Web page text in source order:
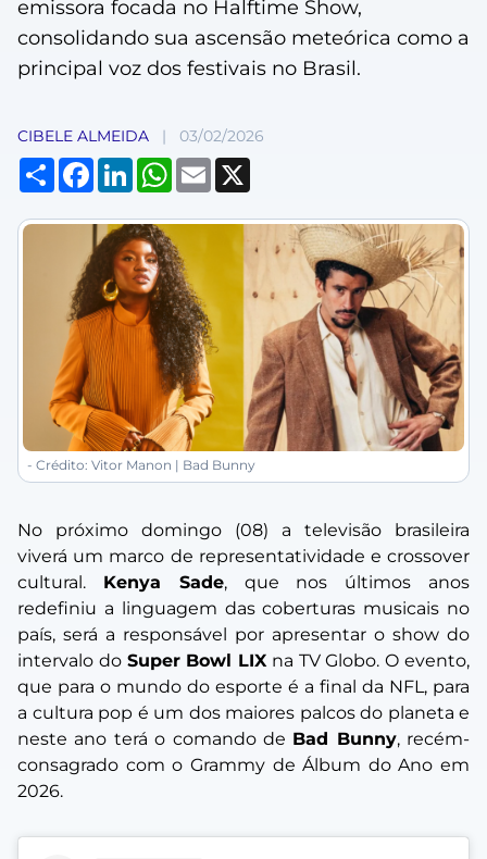
emissora focada no Halftime Show,
consolidando sua ascensão meteórica como a
principal voz dos festivais no Brasil.
CIBELE ALMEIDA | 03/02/2026
ShareFacebook
LinkedInWhatsApp
Email
- Crédito: Vitor Manon | Bad Bunny
No próximo domingo (08) a televisão brasileira
viverá um marco de representatividade e crossover
cultural. Kenya Sade, que nos últimos anos
redefiniu a linguagem das coberturas musicais no
país, será a responsável por apresentar o show do
intervalo do Super Bowl LIXna TV Globo. O evento,
que para o mundo do esporte é a final da NFL, para
a cultura pop é um dos maiores palcos do planeta e
neste ano terá o comando de Bad Bunny, recém-
consagrado com o Grammy de Álbum do Ano em
2026.